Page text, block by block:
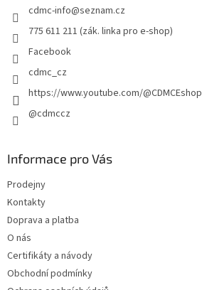
cdmc-info@seznam.cz
775 611 211 (zák. linka pro e-shop)
Facebook
cdmc_cz
https://www.youtube.com/@CDMCEshop
@cdmccz
Informace pro Vás
Prodejny
Kontakty
Doprava a platba
O nás
Certifikáty a návody
Obchodní podmínky